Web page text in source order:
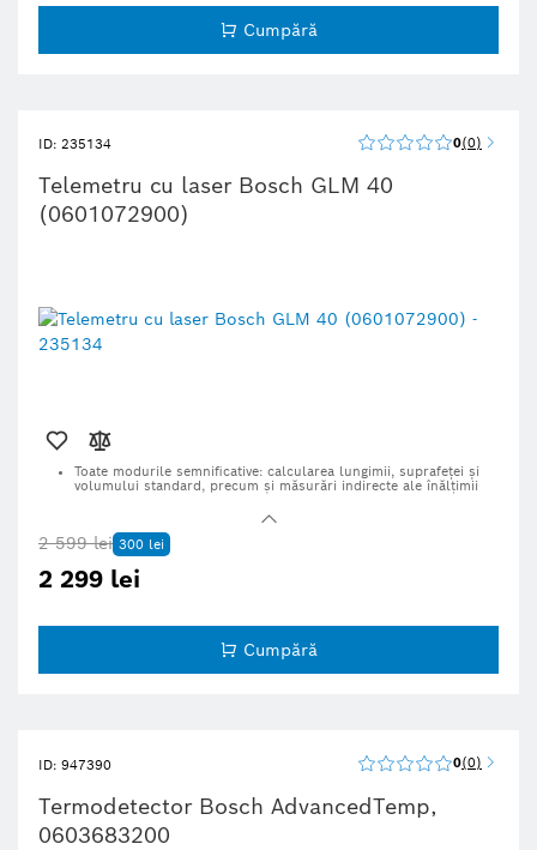
Dotate cu caracteristici de sustenabilitate; află mai multe detalii
mai jos
Cumpără
ID: 235134 0 0
Telemetru cu laser Bosch GLM 40
(0601072900)
Toate modurile semnificative: calcularea lungimii, suprafeţei şi
volumului standard, precum şi măsurări indirecte ale înălţimii
Uşor de citit datorită afişajului iluminat care prezintă ultimele
Funcţia de memorare salvează automat ultimele 10 măsurători
pentru referinţă rapidă
2 599 lei 300 lei
2 299 lei
Cumpără
ID: 947390 0 0
Termodetector Bosch AdvancedTemp,
0603683200